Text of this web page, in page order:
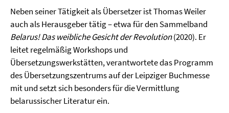
Neben seiner Tätigkeit als Übersetzer ist Thomas Weiler
auch als Herausgeber tätig – etwa für den Sammelband
Belarus! Das weibliche Gesicht der Revolution(2020). Er
leitet regelmäßig Workshops und
Übersetzungswerkstätten, verantwortete das Programm
des Übersetzungszentrums auf der Leipziger Buchmesse
mit und setzt sich besonders für die Vermittlung
belarussischer Literatur ein.